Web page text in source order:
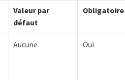
Valeur par
défaut
Obligatoire
Aucune Oui